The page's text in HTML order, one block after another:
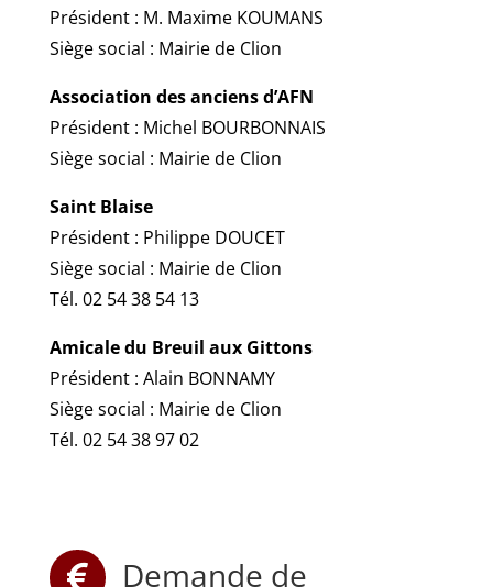
Président : M. Maxime KOUMANS
Siège social : Mairie de Clion
Association des anciens d’AFN
Président : Michel BOURBONNAIS
Siège social : Mairie de Clion
Saint Blaise
Président : Philippe DOUCET
Siège social : Mairie de Clion
Tél. 02 54 38 54 13
Amicale du Breuil aux Gittons
Président : Alain BONNAMY
Siège social : Mairie de Clion
Tél. 02 54 38 97 02

Demande de